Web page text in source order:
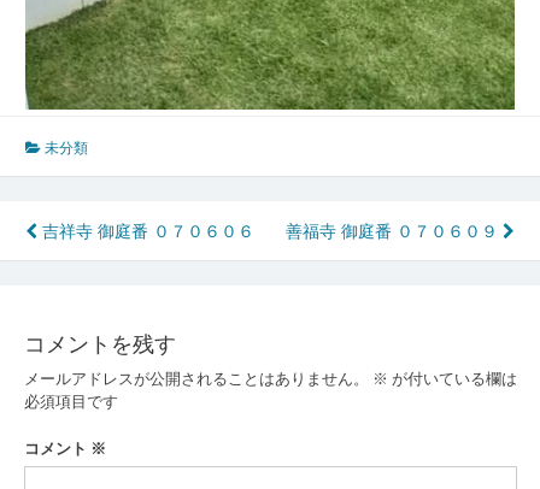
未分類
投
稿
ビ
ゲ
ー
シ
吉祥寺 御庭番 ０７０６０６ 善福寺 御庭番 ０７０６０９
コメントを残す
メールアドレスが公開されることはありません。 ※ が付いている欄は
必須項目です
コメント ※